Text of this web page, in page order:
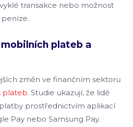
transakce nebo možnost
plateb a
změn ve finančním sektoru
plateb. Studie ukazují, že lidé
platby prostřednictvím aplikací
Pay nebo Samsung Pay.